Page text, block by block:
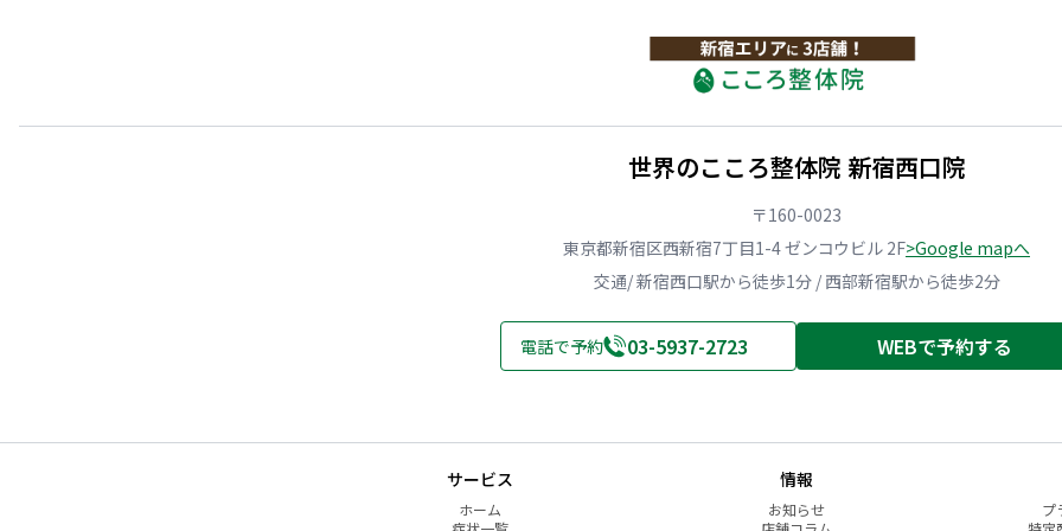
世界のこころ整体院 新宿西口院
〒160-0023
東京都新宿区西新宿7丁目1-4 ゼンコウビル 2F>Google mapへ
交通/ 新宿西口駅から徒歩1分 / 西部新宿駅から徒歩2分
電話で予約 03-5937-2723 WEBで予約する
サービス
ホーム
情報
お知らせ
プ